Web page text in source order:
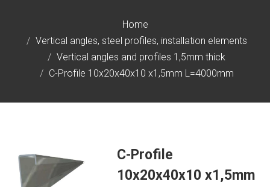
Home
Vertical angles, steel profiles, installation elements
Vertical angles and profiles 1,5mm thick
C-Profile 10x20x40x10 x1,5mm L=4000mm
C-Profile
10x20x40x10 x1,5mm